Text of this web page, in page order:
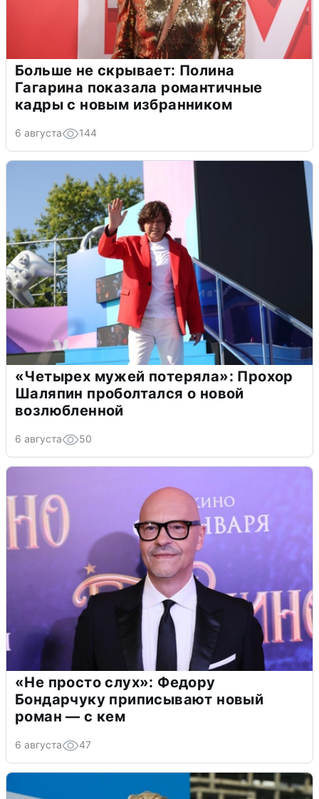
Больше не скрывает: Полина
Гагарина показала романтичные
кадры с новым избранником
6 августа 144
«Четырех мужей потеряла»: Прохор
Шаляпин проболтался о новой
возлюбленной
6 августа 50
«Не просто слух»: Федору
Бондарчуку приписывают новый
роман — с кем
6 августа 47